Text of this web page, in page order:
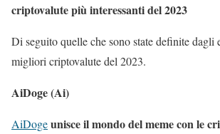
criptovalute più interessanti del 2023
Di seguito quelle che sono state definite dagli
migliori criptovalute del 2023.
AiDoge (Ai)
AiDogeunisce il mondo del meme con le